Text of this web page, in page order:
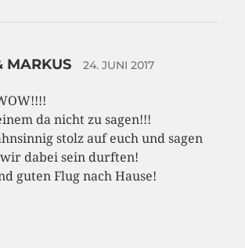
MARKUS 24. JUNI 2017
da nicht zu sagen!!!
stolz auf euch und sagen
wir dabei sein durften!
guten Flug nach Hause!